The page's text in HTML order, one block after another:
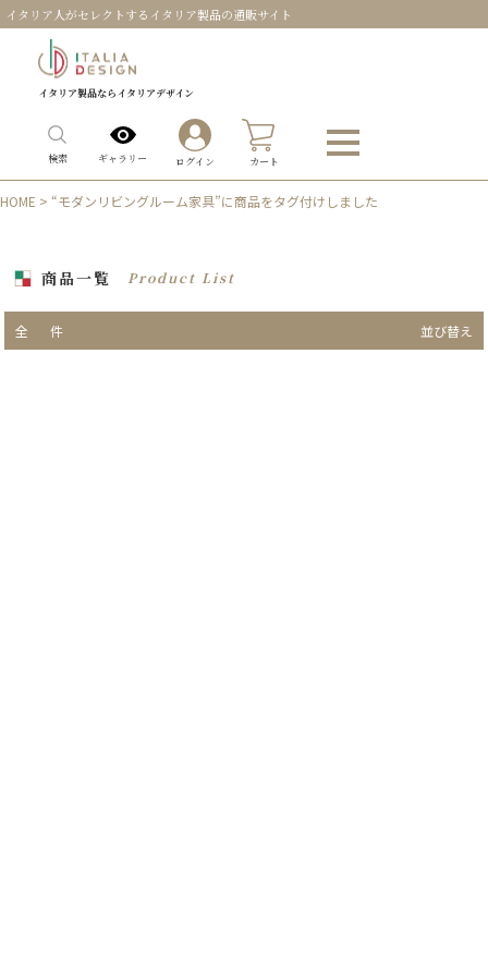
イタリア人がセレクトするイタリア製品の通販サイト
イタリア製品ならイタリアデザイン
検索 ギャラリー ログイン カート
HOME > “モダンリビングルーム家具”に商品をタグ付けしました
商品一覧 Product List
全 件 並び替え